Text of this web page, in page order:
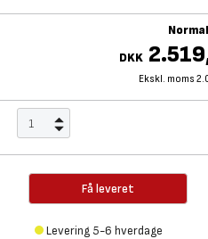
DKK
Ekskl. moms
Få leveret
Levering 5-6 hverdage